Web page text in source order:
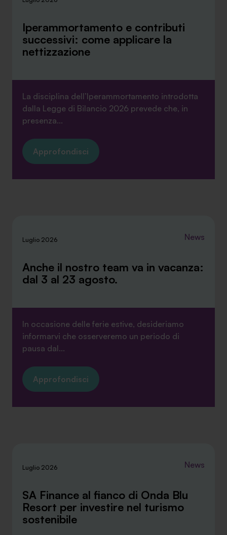
Iperammortamento e contributi
successivi: come applicare la
nettizzazione
La disciplina dell’Iperammortamento introdotta
dalla Legge di Bilancio 2026 prevede che, in
presenza...
Approfondisci
Luglio 2026 News
Anche il nostro team va in vacanza:
dal 3 al 23 agosto.
In occasione delle ferie estive, desideriamo
informarvi che osserveremo un periodo di
pausa dal...
Approfondisci
Luglio 2026 News
SA Finance al fianco di Onda Blu
Resort per investire nel turismo
sostenibile